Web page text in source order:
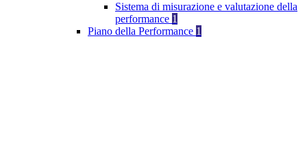
Sistema di misurazione e valutazione della
performance 1
Piano della Performance 1